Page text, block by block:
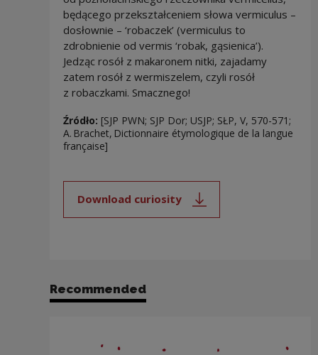
będącego przekształceniem słowa vermiculus –
dosłownie – ‘robaczek’ (vermiculus to
zdrobnienie od vermis ‘robak, gąsienica’).
Jedząc rosół z makaronem nitki, zajadamy
zatem rosół z wermiszelem, czyli rosół
z robaczkami. Smacznego!
Źródło: [SJP PWN; SJP Dor; USJP; SŁP, V, 570-571;
A. Brachet, Dictionnaire étymologique de la langue
française]
Download curiosity
Note, the link will open in a new
Recommended